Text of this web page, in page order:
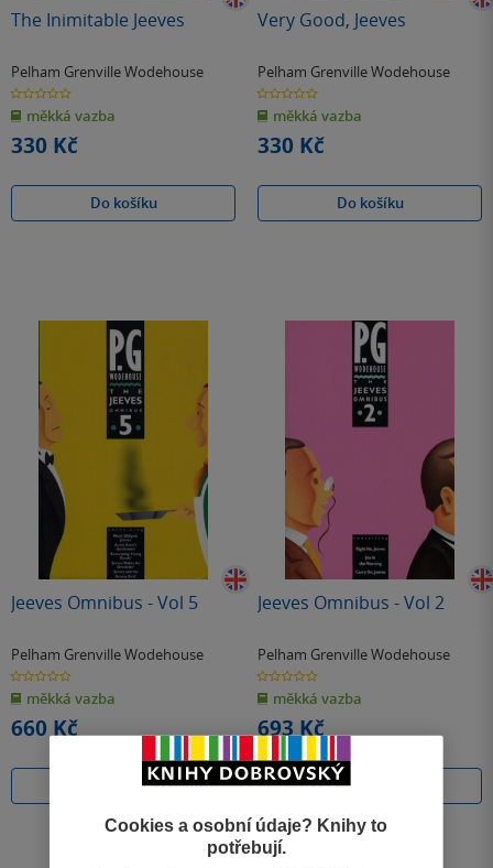
The Inimitable Jeeves
Pelham Grenville Wodehouse
0.0
z
5
hvězdiček
měkká vazba
330 Kč
Do košíku
Very Good, Jeeves
Pelham Grenville Wodehouse
0.0
z
5
hvězdiček
měkká vazba
330 Kč
Do košíku
Jeeves Omnibus - Vol 5
Pelham Grenville Wodehouse
0.0
z
5
hvězdiček
měkká vazba
660 Kč
Do košíku
Jeeves Omnibus - Vol 2
Pelham Grenville Wodehouse
0.0
z
5
hvězdiček
měkká vazba
693 Kč
Do košíku
Cookies a osobní údaje? Knihy to
potřebují.